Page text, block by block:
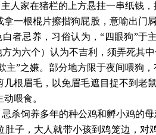
人家在猪栏的上方悬挂一串纸钱，
一根棍片擦揩狗屁股，意喻出门
者忌养，习俗认为，“四眼狗”
为六个）认为不吉利，须弄死其
”之嫌。部分地方限于夜间喂狗，
根眉毛，以免眉毛遮目捉不到老
喂食。
杀饲养多年的种公鸡和孵小鸡的
子，大人就带小孩到鸡笼边，